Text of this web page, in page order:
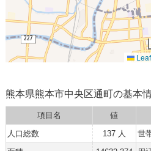
熊本県熊本市中央区通町の基本
項目名 値
人口総数
137 人 世